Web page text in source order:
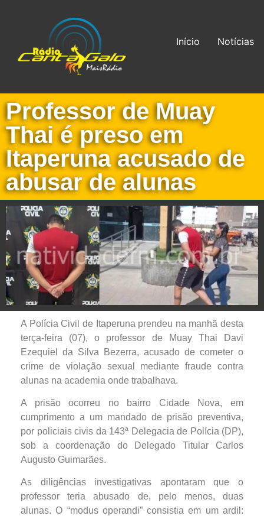
Início Notícias
Professor de Muay
Thai é preso em
Itaperuna acusado de
abusar de alunas
A Polícia Civil de Itaperuna prendeu na manhã desta
terça-feira (07), o professor de Muay Thai Davi
Ezequiel da Silva Bezerra, acusado de cometer o
crime de violação sexual mediante fraude contra
alunas na academia onde trabalhava.
A prisão ocorreu no bairro Cidade Nova, em
cumprimento a um mandado de prisão preventiva,
por policiais civis da 143ª Delegacia de Polícia (DP),
sob a coordenação do Delegado Titular Carlos
Augusto Guimarães.
As diligências investigativas apontaram que o
professor teria abusado de, pelo menos, duas
alunas. O “modus operandi” consistia em um ardil: